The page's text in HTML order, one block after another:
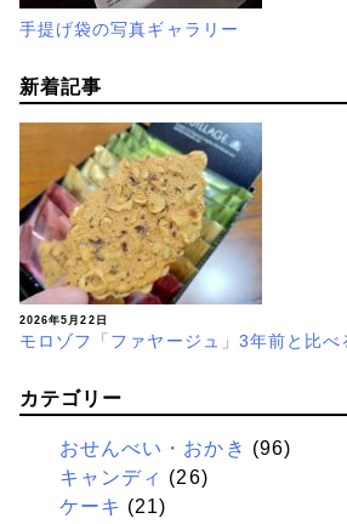
手提げ袋の写真ギャラリー
新着記事
2026年5月22日
モロゾフ「ファヤージュ」3年前と比べ
カテゴリー
おせんべい・おかき (96)
キャンディ (26)
ケーキ (21)